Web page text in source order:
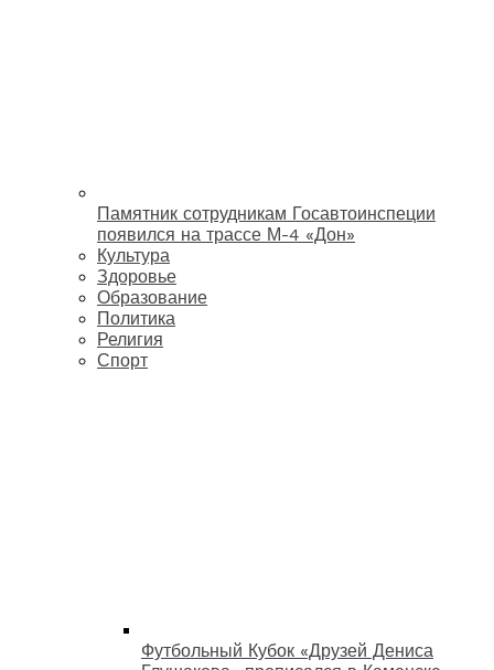
Памятник сотрудникам Госавтоинспеции
появился на трассе М-4 «Дон»
Культура
Здоровье
Образование
Политика
Религия
Спорт
Футбольный Кубок «Друзей Дениса